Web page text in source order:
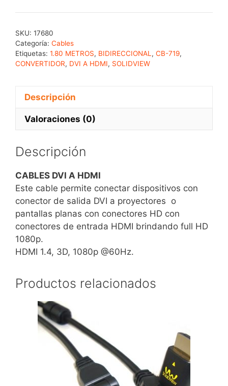
SKU: 17680
Categoría: Cables
Etiquetas: 1.80 METROS, BIDIRECCIONAL , CB-719,
CONVERTIDOR, DVI A HDMI, SOLIDVIEW
Descripción
Valoraciones (0)
Descripción
CABLES DVI A HDMI
Este cable permite conectar dispositivos con
conector de salida DVI a proyectores o
pantallas planas con conectores HD con
conectores de entrada HDMI brindando full HD
1080p.
HDMI 1.4, 3D, 1080p @60Hz.
Productos relacionados